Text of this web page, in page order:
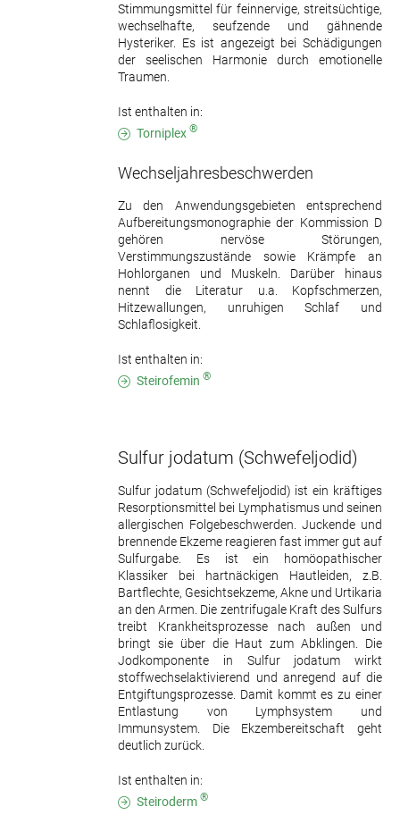
Stimmungsmittel für feinnervige, streitsüchtige,
wechselhafte, seufzende und gähnende
Hysteriker. Es ist angezeigt bei Schädigungen
der seelischen Harmonie durch emotionelle
Traumen.
Ist enthalten in:
Torniplex ®
Wechseljahresbeschwerden
Zu den Anwendungsgebieten entsprechend
Aufbereitungsmonographie der Kommission D
gehören nervöse Störungen,
Verstimmungszustände sowie Krämpfe an
Hohlorganen und Muskeln. Darüber hinaus
nennt die Literatur u.a. Kopfschmerzen,
Hitzewallungen, unruhigen Schlaf und
Schlaflosigkeit.
Ist enthalten in:
Steirofemin ®
Sulfur jodatum (Schwefeljodid)
Sulfur jodatum (Schwefeljodid) ist ein kräftiges
Resorptionsmittel bei Lymphatismus und seinen
allergischen Folgebeschwerden. Juckende und
brennende Ekzeme reagieren fast immer gut auf
Sulfurgabe. Es ist ein homöopathischer
Klassiker bei hartnäckigen Hautleiden, z.B.
Bartflechte, Gesichtsekzeme, Akne und Urtikaria
an den Armen. Die zentrifugale Kraft des Sulfurs
treibt Krankheitsprozesse nach außen und
bringt sie über die Haut zum Abklingen. Die
Jodkomponente in Sulfur jodatum wirkt
stoffwechselaktivierend und anregend auf die
Entgiftungsprozesse. Damit kommt es zu einer
Entlastung von Lymphsystem und
Immunsystem. Die Ekzembereitschaft geht
deutlich zurück.
Ist enthalten in:
Steiroderm ®